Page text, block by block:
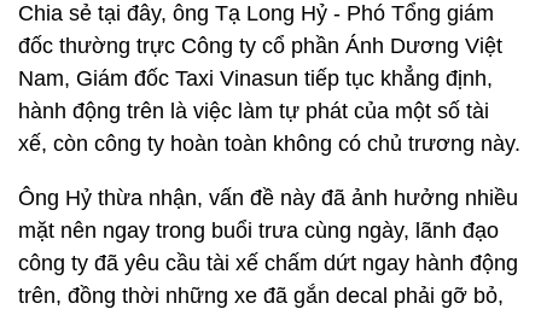
Chia sẻ tại đây, ông Tạ Long Hỷ - Phó Tổng giám
đốc thường trực Công ty cổ phần Ánh Dương Việt
Nam, Giám đốc Taxi Vinasun tiếp tục khẳng định,
hành động trên là việc làm tự phát của một số tài
xế, còn công ty hoàn toàn không có chủ trương này.
Ông Hỷ thừa nhận, vấn đề này đã ảnh hưởng nhiều
mặt nên ngay trong buổi trưa cùng ngày, lãnh đạo
công ty đã yêu cầu tài xế chấm dứt ngay hành động
trên, đồng thời những xe đã gắn decal phải gỡ bỏ,